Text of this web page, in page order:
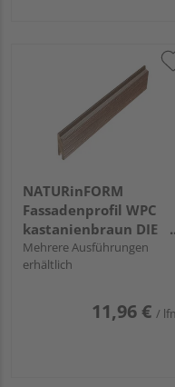
NATURinFORM
Fassadenprofil WPC
kastanienbraun DIE
GESTALTENDE
EXKLUSIV - 70x17mm
Mehrere Ausführungen
erhältlich
11,96 € /